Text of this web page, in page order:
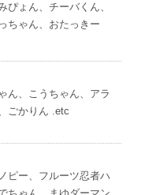
ぴょん、チーバくん、
ちゃん、おたっきー
ん、こうちゃん、アラ
ごかりん .etc
ピー、フルーツ忍者ハ